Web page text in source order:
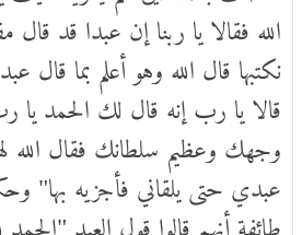
الله فقالا يا ربنا إن عبدا قد
نكتبها قال الله وهو أعلم بما
قالا يا رب إنه قال لك الحمد يا
وجهك وعظيم سلطانك فقال الله
عبدي حتى يلقاني فأجزيه بها"
طائفة أنهم قالوا قول العبد